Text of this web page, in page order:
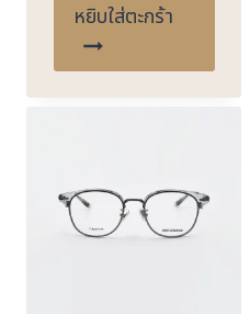
หยิบใส่ตะกร้า